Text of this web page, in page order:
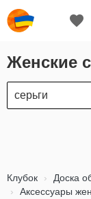
Женские
Клубок Доска
Аксессуары